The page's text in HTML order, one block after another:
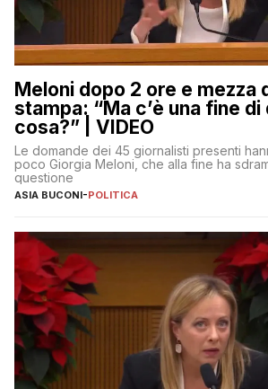
Meloni dopo 2 ore e mezza
stampa: “Ma c’è una fine
cosa?” | VIDEO
Le domande dei 45 giornalisti presenti
poco Giorgia Meloni, che alla fine ha
questione
ASIA BUCONI-POLITICA